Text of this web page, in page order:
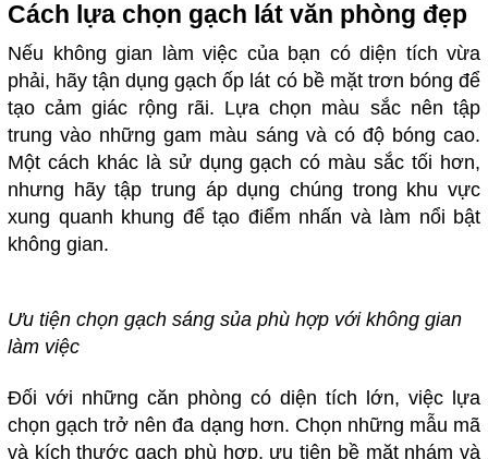
Cách lựa chọn gạch lát văn phòng đẹp
Nếu không gian làm việc của bạn có diện tích vừa
phải, hãy tận dụng gạch ốp lát có bề mặt trơn bóng để
tạo cảm giác rộng rãi. Lựa chọn màu sắc nên tập
trung vào những gam màu sáng và có độ bóng cao.
Một cách khác là sử dụng gạch có màu sắc tối hơn,
nhưng hãy tập trung áp dụng chúng trong khu vực
xung quanh khung để tạo điểm nhấn và làm nổi bật
không gian.
Ưu tiện chọn gạch sáng sủa phù hợp với không gian
làm việc
Đối với những căn phòng có diện tích lớn, việc lựa
chọn gạch trở nên đa dạng hơn. Chọn những mẫu mã
và kích thước gạch phù hợp, ưu tiên bề mặt nhám và